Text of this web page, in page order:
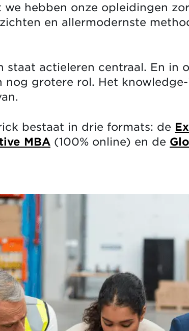
we hebben onze opleidingen
en allermodernste
staat actieleren centraal. En in
nog grotere rol. Het
bestaat in drie formats: de
MBA (100% online) en de